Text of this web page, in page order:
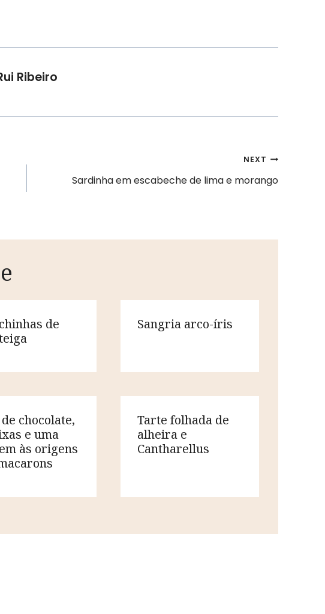
Ribeiro
NEXT
Sardinha em escabeche de lima e morango
de
Sangria arco-íris
chocolate,
e uma
às origens
Tarte folhada de
alheira e
Cantharellus